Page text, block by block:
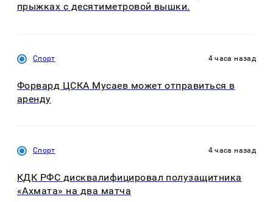
прыжках с десятиметровой вышки.
Спорт 4 часа назад
Форвард ЦСКА Мусаев может отправиться в
аренду
Спорт 4 часа назад
КДК РФС дисквалифицировал полузащитника
«Ахмата» на два матча